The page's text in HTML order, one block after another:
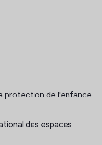
de service, vous
pluridisciplinaire. Vous
des visites médiatisées
des
d'évaluation et de
des Visites en
protection de l'enfance
des espaces